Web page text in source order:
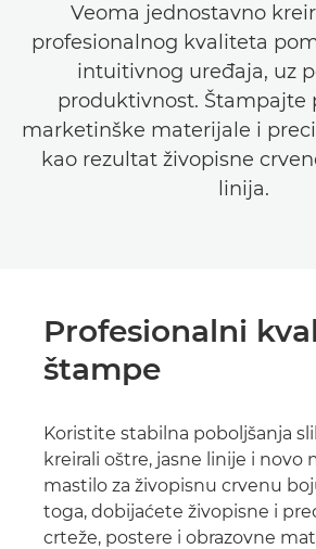
Veoma jednostavno
profesionalnog kvaliteta
intuitivnog uređaja, uz
produktivnost. Štampajte
marketinške materijale i
kao rezultat živopisne
linija.
Profesionalni
štampe
Koristite stabilna poboljšanja
kreirali oštre, jasne linije i novo
mastilo za živopisnu crvenu
toga, dobijaćete živopisne i
crteže, postere i obrazovne